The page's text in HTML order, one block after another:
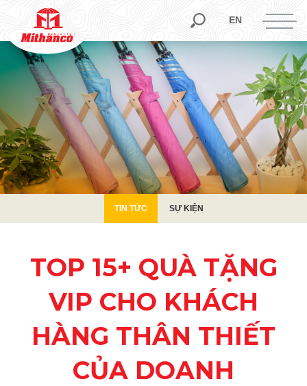
EN
SỰ KIỆN
TIN TỨC SỰ KIỆN
TOP 15+ QUÀ TẶNG
VIP CHO KHÁCH
HÀNG THÂN THIẾT
CỦA DOANH